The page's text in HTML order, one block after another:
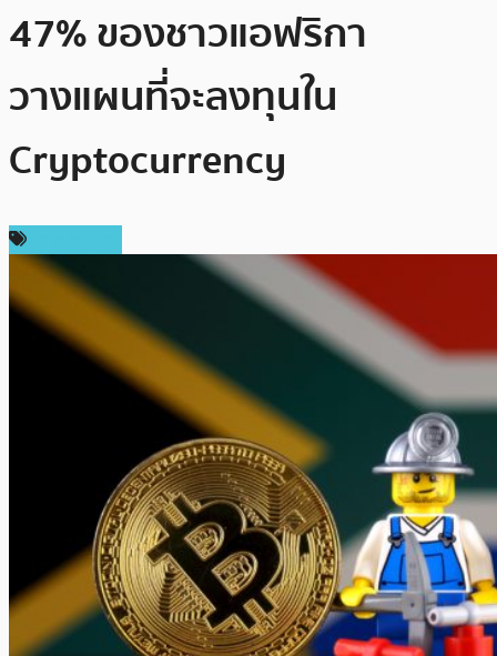
47% ของชาวแอฟริกา
วางแผนที่จะลงทุนใน
Cryptocurrency